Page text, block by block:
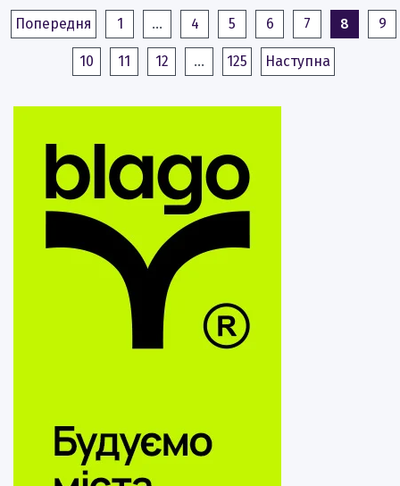
Попередня 1 … 4 5 6 7 8 9
10 11 12 … 125 Наступна